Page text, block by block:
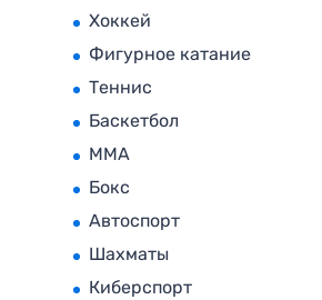
Хоккей
Фигурное катание
Теннис
Баскетбол
MMA
Бокс
Автоспорт
Шахматы
Киберспорт